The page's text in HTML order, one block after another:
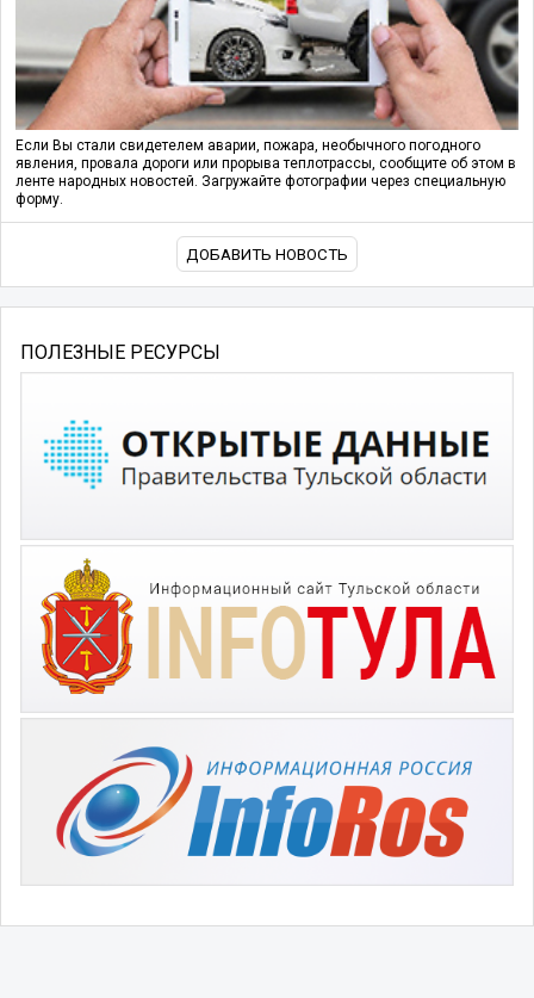
Если Вы стали свидетелем аварии, пожара, необычного погодного
явления, провала дороги или прорыва теплотрассы, сообщите об этом в
ленте народных новостей. Загружайте фотографии через специальную
форму.
ДОБАВИТЬ НОВОСТЬ
ПОЛЕЗНЫЕ РЕСУРСЫ